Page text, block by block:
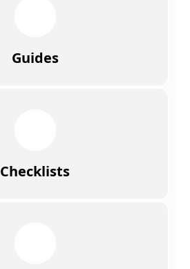
Guides
Checklists